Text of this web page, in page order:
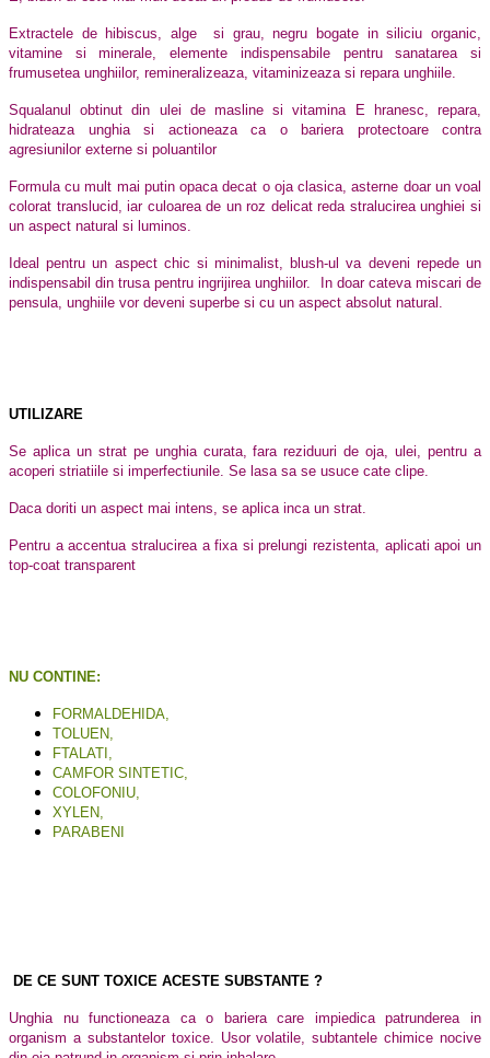
Extractele de hibiscus, alge si grau, negru bogate in siliciu organic,
vitamine si minerale, elemente indispensabile pentru sanatarea si
frumusetea unghiilor, remineralizeaza, vitaminizeaza si repara unghiile.
Squalanul obtinut din ulei de masline si vitamina E hranesc, repara,
hidrateaza unghia si actioneaza ca o bariera protectoare contra
agresiunilor externe si poluantilor
Formula cu mult mai putin opaca decat o oja clasica, asterne doar un voal
colorat translucid, iar culoarea de un roz delicat reda stralucirea unghiei si
un aspect natural si luminos.
Ideal pentru un aspect chic si minimalist, blush-ul va deveni repede un
indispensabil din trusa pentru ingrijirea unghiilor. In doar cateva miscari de
pensula, unghiile vor deveni superbe si cu un aspect absolut natural.
UTILIZARE
Se aplica un strat pe unghia curata, fara reziduuri de oja, ulei, pentru a
acoperi striatiile si imperfectiunile. Se lasa sa se usuce cate clipe.
Daca doriti un aspect mai intens, se aplica inca un strat.
Pentru a accentua stralucirea a fixa si prelungi rezistenta, aplicati apoi un
top-coat transparent
NU CONTINE:
FORMALDEHIDA,
TOLUEN,
FTALATI,
CAMFOR SINTETIC,
COLOFONIU,
XYLEN,
PARABENI
DE CE SUNT TOXICE ACESTE SUBSTANTE ?
Unghia nu functioneaza ca o bariera care impiedica patrunderea in
organism a substantelor toxice. Usor volatile, subtantele chimice nocive